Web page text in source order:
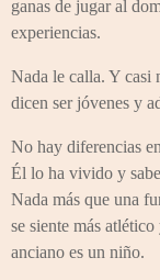
ganas de jugar al
experiencias.
Nada le calla. Y casi
dicen ser jóvenes y
No hay diferencias
Él lo ha vivido y
Nada más que una
se siente más
anciano es un niño.